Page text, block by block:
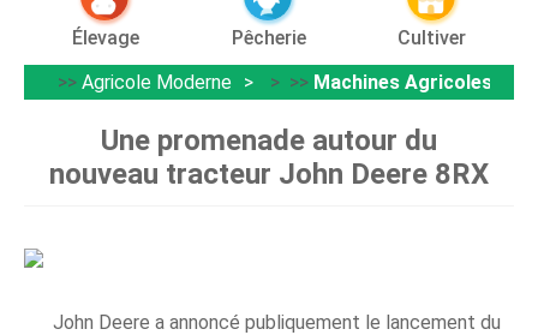
Élevage Pêcherie
Cultiver
>> Agricole Moderne > >> Machines Agricoles
Une promenade autour du
nouveau tracteur John Deere 8RX
John Deere a annoncé publiquement le lancement du